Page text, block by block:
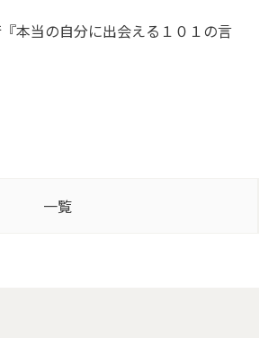
本当の自分に出会える１０１の言
一覧